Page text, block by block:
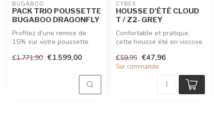
BUGABOO
PACK TRIO POUSSETTE
BUGABOO DRAGONFLY
Profitez d'une remise de
15% sur votre poussette
trio ...
€1.771,90 €1.599,00
CYBEX
HOUSSE D'ÉTÉ CLOUD
T / Z2- GREY
Confortable et pratique,
cette housse été en viscose
C...
€59,95 €47,96
Sur commande